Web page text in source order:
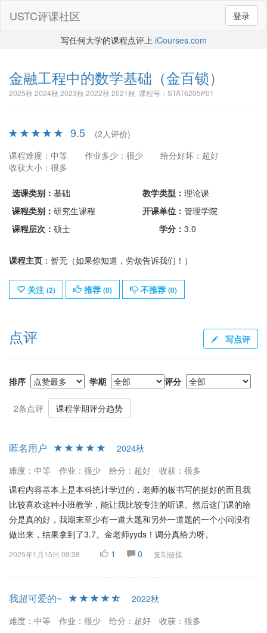
登录
USTC评课社区
写任何大学的课程点评上 iCourses.com
金融工程中的数学基础 （金百锁）
2025秋 2024秋 2023秋 2022秋 2021秋 课程号：STAT6205P01
9.5
(2人评价)
课程难度：中等
作业多少：很少
给分好坏：超好
收获大小：很多
选课类别： 基础 教学类型： 理论课
课程类别： 研究生课程 开课单位： 管理学院
课程层次： 硕士 学分： 3.0
课程主页 ：暂无（如果你知道，劳烦告诉我们！）
关注 (2) 推荐 (0) 不推荐 (0)
点评 写点评
排序 学期 评分
2条点评 课程学期评分趋势
匿名用户
2024秋
难度：中等
作业：很少 给分：超好
收获：很多
课程内容基本上是本科统计学过的，老师的板书写的挺好的而且我
比较喜欢这种小班教学，能让我比较专注的听课。然后这门课的给
分是真的好，我期末至少有一道大题和另外一道题的一个小问没有
做出来，结果拿到了3.7。金老师yyds！调分真给力呀。
2025年1月15日 09:38 1 0 复制链接
我超可爱的~
2022秋
难度：中等
作业：很少 给分：超好
收获：很多